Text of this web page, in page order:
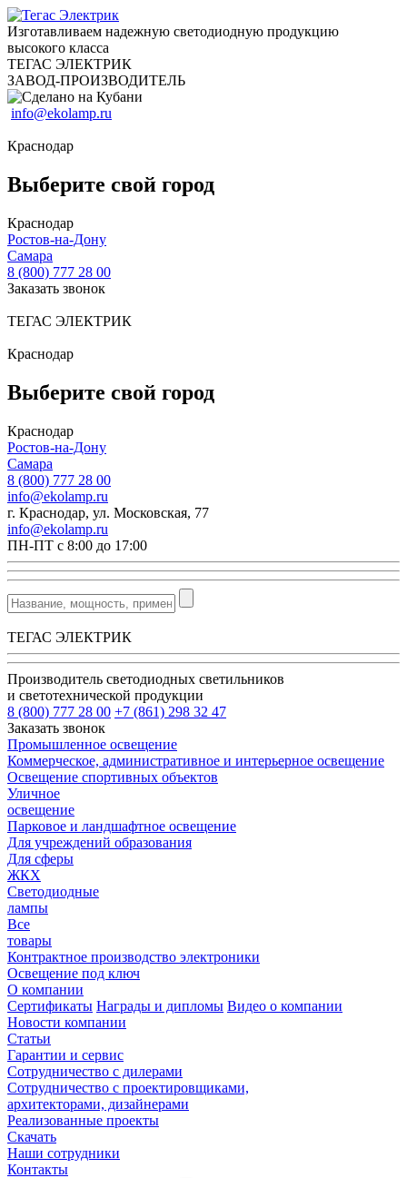
Изготавливаем надежную светодиодную продукцию
высокого класса
ТЕГАС ЭЛЕКТРИК
ЗАВОД-ПРОИЗВОДИТЕЛЬ
info@ekolamp.ru
Краснодар
Выберите свой город
Краснодар
Ростов-на-Дону
Самара
8 (800) 777 28 00
Заказать звонок
ТЕГАС ЭЛЕКТРИК
Краснодар
Выберите свой город
Краснодар
Ростов-на-Дону
Самара
8 (800) 777 28 00
info@ekolamp.ru
г. Краснодар, ул. Московская, 77
info@ekolamp.ru
ПН-ПТ с 8:00 до 17:00
ТЕГАС ЭЛЕКТРИК
Производитель светодиодных светильников
и светотехнической продукции
8 (800) 777 28 00 +7 (861) 298 32 47
Заказать звонок
Промышленное освещение
Коммерческое, административное и интерьерное освещение
Освещение спортивных объектов
Уличное
освещение
Парковое и ландшафтное освещение
Для учреждений образования
Для сферы
ЖКХ
Светодиодные
лампы
Все
товары
Контрактное производство электроники
Освещение под ключ
О компании
Сертификаты Награды и дипломы Видео о компании
Новости компании
Статьи
Гарантии и сервис
Сотрудничество с дилерами
Сотрудничество с проектировщиками,
архитекторами, дизайнерами
Реализованные проекты
Скачать
Наши сотрудники
Контакты